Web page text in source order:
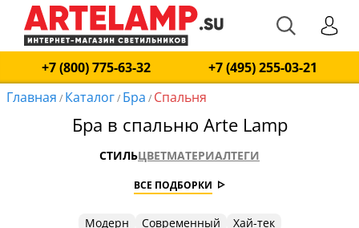
+7 (800) 775-63-32
+7 (495) 255-03-21
Главная / Каталог/ Бра / Спальня
Бра в спальню Arte Lamp
СТИЛЬЦВЕТМАТЕРИАЛТЕГИ
ВСЕ ПОДБОРКИ
Модерн Современный Хай-тек